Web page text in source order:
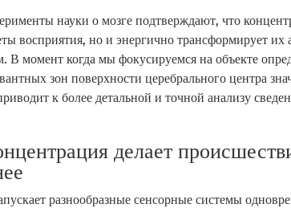
науки о мозге подтверждают, что
восприятия, но и энергично трансформирует их
В момент когда мы фокусируемся на объекте
зон поверхности церебрального центра
к более детальной и точной анализу
делает
разнообразные сенсорные системы